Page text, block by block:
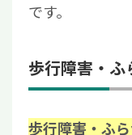
です。
歩行障害・ふ
歩行障害・ふ